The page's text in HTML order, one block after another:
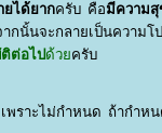
ยได้ยากครับ คือมีความ
นั้นจะกลายเป็นความโ
ต่อไปด้วครับ
พราะไม่กำหนด ถ้ากำห